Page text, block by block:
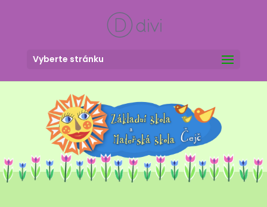
Vyberte stránku